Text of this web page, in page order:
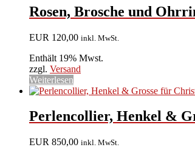
Rosen, Brosche und
EUR 120,00 inkl. MwSt.
Enthält 19% Mwst.
zzgl. Versand
Weiterlesen
Perlencollier, Henkel &
EUR 850,00 inkl. MwSt.